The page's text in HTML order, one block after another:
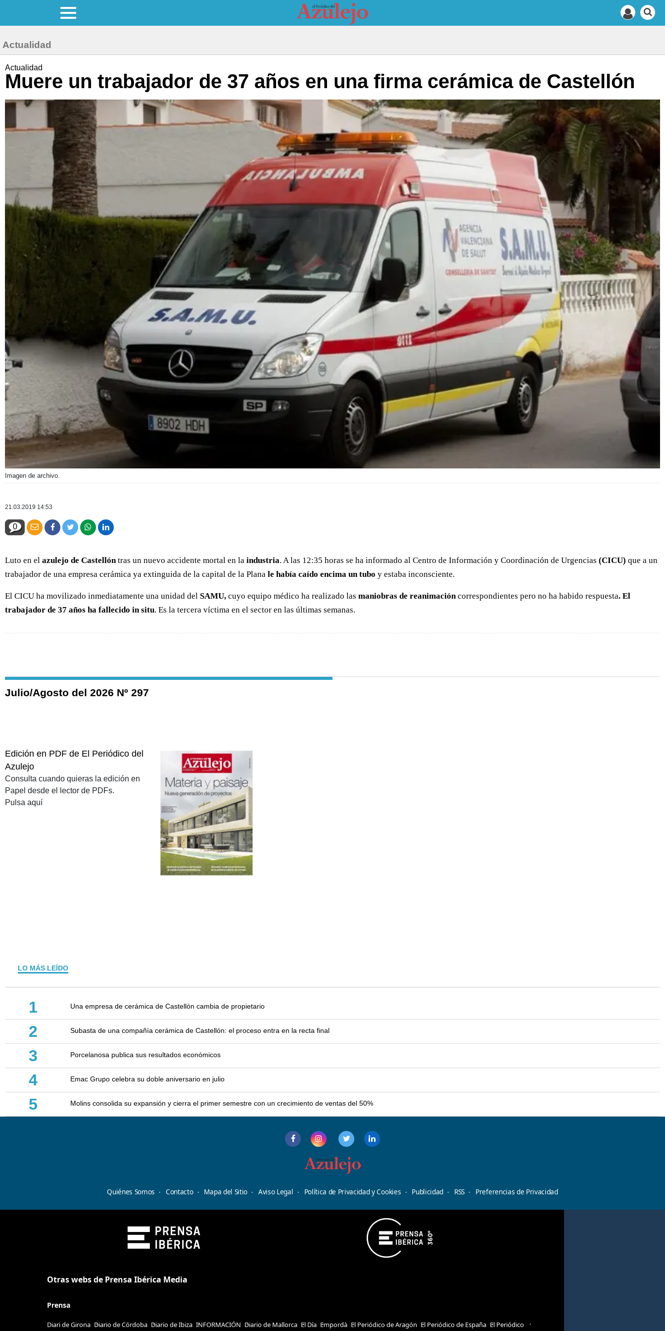
Actualidad
Actualidad
Muere un trabajador de 37 años en una firma cerámica de Castellón
Imagen de archivo.
21.03.2019 14:53
0
Luto en el azulejo de Castellóntras un nuevo accidente mortal en la industria. A las 12:35 horas se ha informado al Centro de Información y Coordinación de Urgencias (CICU) que a un
trabajador de una empresa cerámica ya extinguida de la capital de la Plana le había caído encima un tubo y estaba inconsciente.
El CICU ha movilizado inmediatamente una unidad del SAMU, cuyo equipo médico ha realizado las maniobras de reanimacióncorrespondientes pero no ha habido respuesta. El
trabajador de 37 años ha fallecido in situ. Es la tercera víctima en el sector en las últimas semanas.
Julio/Agosto del 2026 Nº 297
Edición en PDF de El Periódico del
Azulejo
Consulta cuando quieras la edición en
Papel desde el lector de PDFs.
Pulsa aquí
LO MÁS LEÍDO
1 Una empresa de cerámica de Castellón cambia de propietario
2 Subasta de una compañía cerámica de Castellón: el proceso entra en la recta final
3 Porcelanosa publica sus resultados económicos
4 Emac Grupo celebra su doble aniversario en julio
5 Molins consolida su expansión y cierra el primer semestre con un crecimiento de ventas del 50%
Quiénes Somos Contacto Mapa del Sitio Aviso Legal Política de Privacidad y Cookies Publicidad RSS Preferencias de Privacidad
Otras webs de Prensa Ibérica Media
Prensa
Diari de Girona Diario de Córdoba Diario de Ibiza INFORMACIÓN Diario de Mallorca El Día Empordà El Periódico de Aragón El Periódico de España El Periódico